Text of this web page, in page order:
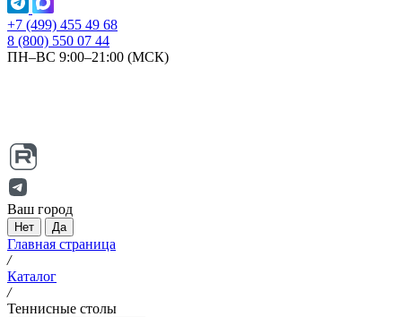
+7 (499) 455 49 68
8 (800) 550 07 44
ПН–ВС 9:00–21:00 (МСК)
Ваш город
Нет Да
Главная страница
/
Каталог
/
Теннисные столы